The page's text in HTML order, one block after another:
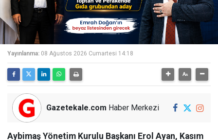
Yayınlanma: 08 Ağustos 2026 Cumartesi 14:18
Gazetekale.com Haber Merkezi
Aybimaş Yönetim Kurulu Başkanı Erol Ayan, Kasım